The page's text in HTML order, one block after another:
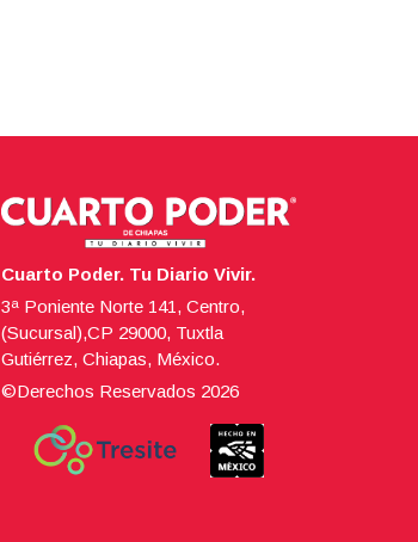
Cuarto Poder. Tu Diario Vivir.
3ª Poniente Norte 141, Centro,
(Sucursal),CP 29000, Tuxtla
Gutiérrez, Chiapas, México.
©Derechos Reservados 2026